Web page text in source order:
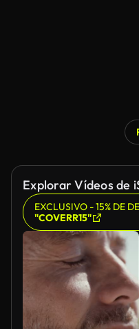
Generado por IA
Explorar Vídeos de
EXCLUSIVO - 15% DE
"COVERR15"